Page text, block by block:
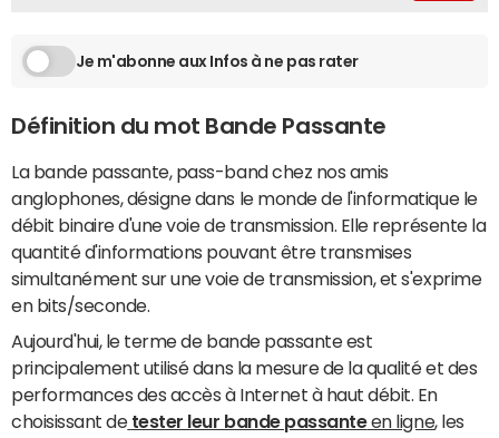
Je m'abonne aux Infos à ne pas rater
Définition du mot Bande Passante
La bande passante, pass-band chez nos amis
anglophones, désigne dans le monde de l'informatique le
débit binaire d'une voie de transmission. Elle représente la
quantité d'informations pouvant être transmises
simultanément sur une voie de transmission, et s'exprime
en bits/seconde.
Aujourd'hui, le terme de bande passante est
principalement utilisé dans la mesure de la qualité et des
performances des accès à Internet à haut débit. En
choisissant de tester leur bande passanteen ligne, les